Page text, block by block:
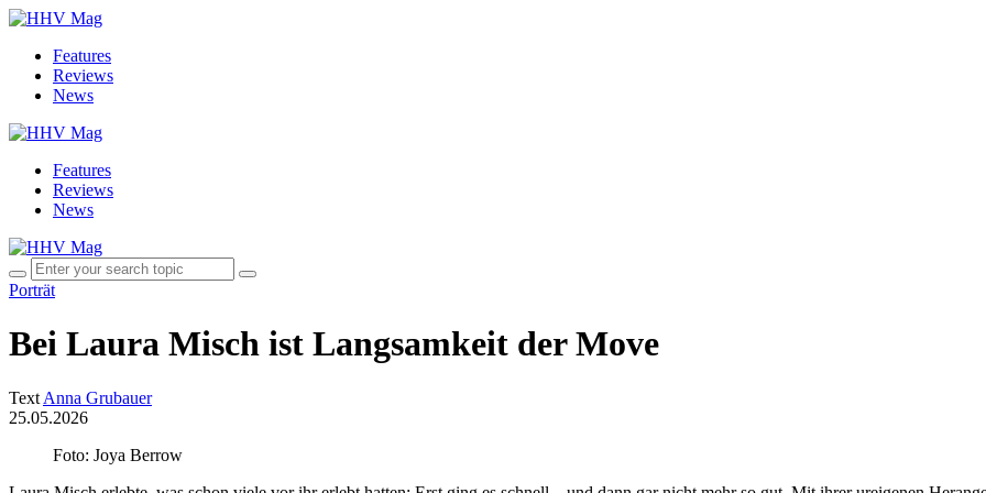
Features
Reviews
News
Features
Reviews
News
Porträt
Bei Laura Misch ist Langsamkeit der Move
Text Anna Grubauer
25.05.2026
Foto: Joya Berrow